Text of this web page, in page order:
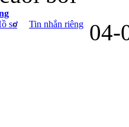
sơ
Tin nhắn riêng 04-